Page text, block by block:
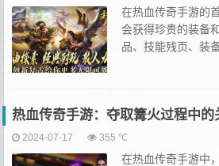
在热血传奇手游的
会获得珍贵的装备
品、技能残页、装备
热血传奇手游：夺取篝火过程中的
2024-07-17 355 ℃
在热血传奇手游中